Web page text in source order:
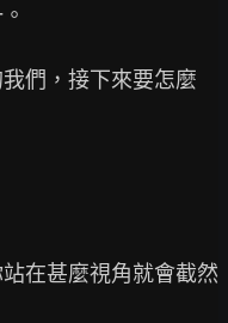
們，接下來要怎麼
在甚麼視角就會截然